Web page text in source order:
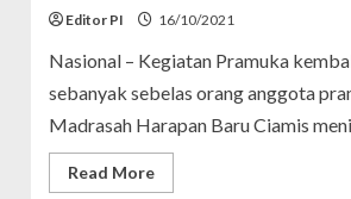
Editor PI 16/10/2021
Nasional – Kegiatan Pramuka
sebanyak sebelas orang anggota
Madrasah Harapan Baru Ciamis
Read MoreRead
more